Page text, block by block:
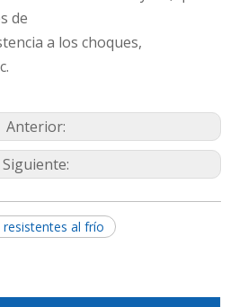
de
a los choques,
Anterior:
Siguiente:
al frío